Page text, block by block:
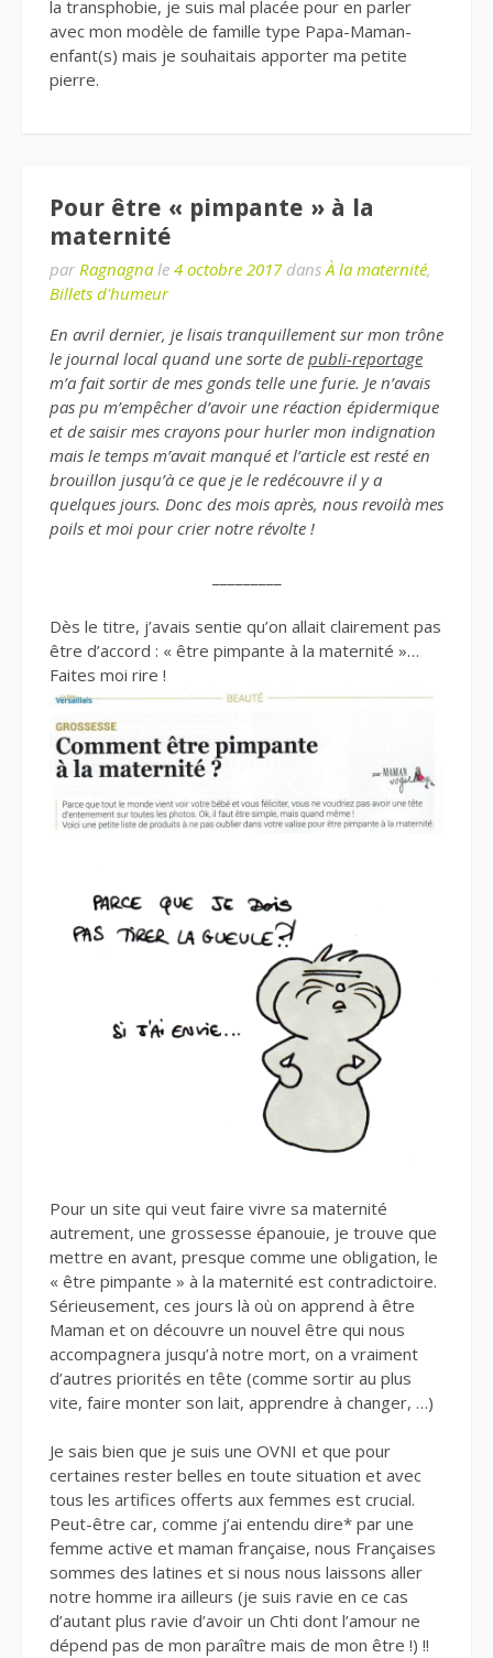
la transphobie, je suis mal placée pour en parler
avec mon modèle de famille type Papa-Maman-
enfant(s) mais je souhaitais apporter ma petite
pierre.
Pour être « pimpante » à la
maternité
par Ragnagna le 4 octobre 2017dans À la maternité,
Billets d'humeur
En avril dernier, je lisais tranquillement sur mon trône
le journal local quand une sorte de publi-reportage
m’a fait sortir de mes gonds telle une furie. Je n’avais
pas pu m’empêcher d’avoir une réaction épidermique
et de saisir mes crayons pour hurler mon indignation
mais le temps m’avait manqué et l’article est resté en
brouillon jusqu’à ce que je le redécouvre il y a
quelques jours. Donc des mois après, nous revoilà mes
poils et moi pour crier notre révolte !
Dès le titre, j’avais sentie qu’on allait clairement pas
être d’accord : « être pimpante à la maternité »…
Faites moi rire !
Pour un site qui veut faire vivre sa maternité
autrement, une grossesse épanouie, je trouve que
mettre en avant, presque comme une obligation, le
« être pimpante » à la maternité est contradictoire.
Sérieusement, ces jours là où on apprend à être
Maman et on découvre un nouvel être qui nous
accompagnera jusqu’à notre mort, on a vraiment
d’autres priorités en tête (comme sortir au plus
vite, faire monter son lait, apprendre à changer, …)
Je sais bien que je suis une OVNI et que pour
certaines rester belles en toute situation et avec
tous les artifices offerts aux femmes est crucial.
Peut-être car, comme j’ai entendu dire* par une
femme active et maman française, nous Françaises
sommes des latines et si nous nous laissons aller
notre homme ira ailleurs (je suis ravie en ce cas
d’autant plus ravie d’avoir un Chti dont l’amour ne
dépend pas de mon paraître mais de mon être !) !!